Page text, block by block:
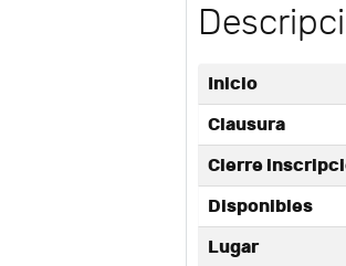
Inicio
Clausura
Cierre
Disponibles
Lugar